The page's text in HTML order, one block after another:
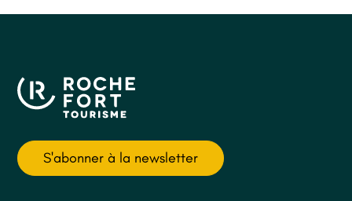
S'abonner à la newsletter